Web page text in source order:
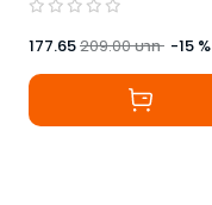
177.65209.00บาท -15 %